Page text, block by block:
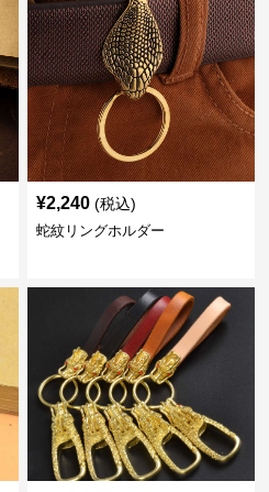
¥2,240 (税込)
蛇紋リングホルダー